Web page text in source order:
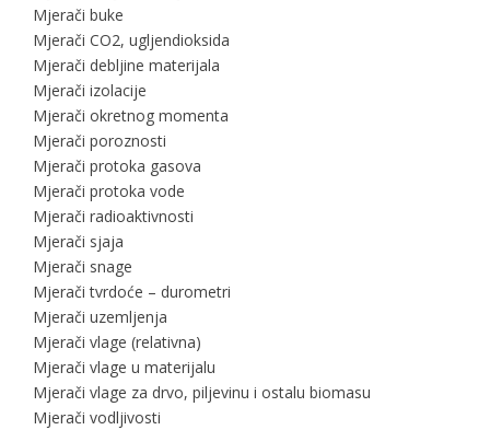
Mjerači buke
Mjerači CO2, ugljendioksida
Mjerači debljine materijala
Mjerači izolacije
Mjerači okretnog momenta
Mjerači poroznosti
Mjerači protoka gasova
Mjerači protoka vode
Mjerači radioaktivnosti
Mjerači sjaja
Mjerači snage
Mjerači tvrdoće – durometri
Mjerači uzemljenja
Mjerači vlage (relativna)
Mjerači vlage u materijalu
Mjerači vlage za drvo, piljevinu i ostalu biomasu
Mjerači vodljivosti